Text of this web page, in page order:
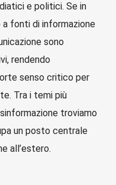
e politici. Se in
fonti di informazione
sono
rendendo
senso critico per
Tra i temi più
troviamo
un posto centrale
all’estero.